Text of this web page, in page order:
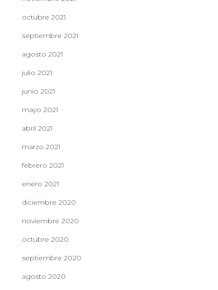
octubre 2021
septiembre 2021
agosto 2021
julio 2021
junio 2021
mayo 2021
abril 2021
marzo 2021
febrero 2021
enero 2021
diciembre 2020
noviembre 2020
octubre 2020
septiembre 2020
agosto 2020